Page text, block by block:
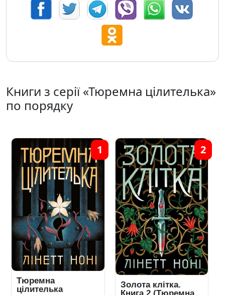
Книги з серії «Тюремна цілителька»
по порядку
Тюремна
цілителька
1
Золота клітка.
2